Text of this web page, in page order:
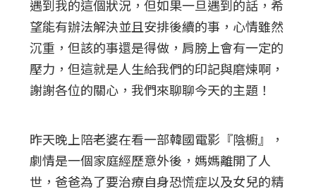
遇到我的這個狀況，但如果一旦遇到的話，希
望能有辦法解決並且安排後續的事，心情雖然
沉重，但該的事還是得做，肩膀上會有一定的
壓力，但這就是人生給我們的印記與磨煉啊，
謝謝各位的關心，我們來聊聊今天的主題！
昨天晚上陪老婆在看一部韓國電影『陰櫥』，
劇情是一個家庭經歷意外後，媽媽離開了人
世，爸爸為了要治療自身恐慌症以及女兒的精